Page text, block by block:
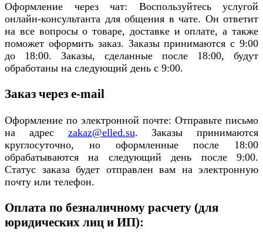
Оформление через чат: Воспользуйтесь услугой
онлайн-консультанта для общения в чате. Он ответит
на все вопросы о товаре, доставке и оплате, а также
поможет оформить заказ. Заказы принимаются с 9:00
до 18:00. Заказы, сделанные после 18:00, будут
обработаны на следующий день с 9:00.
Заказ через e-mail
Оформление по электронной почте: Отправьте письмо
на адрес zakaz@elled.su. Заказы принимаются
круглосуточно, но оформленные после 18:00
обрабатываются на следующий день после 9:00.
Статус заказа будет отправлен вам на электронную
почту или телефон.
Оплата по безналичному расчету (для
юридических лиц и ИП):